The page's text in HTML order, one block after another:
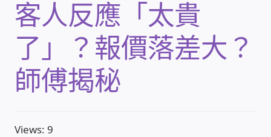
創辦人:林慶忠
頭份獅子會
竹南百齡扶輪社
客人反應「太貴
了」？報價落差大？
師傅揭秘
Views: 9